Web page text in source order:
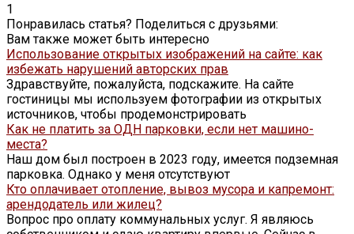
1
Понравилась статья? Поделиться с друзьями:
Вам также может быть интересно
Использование открытых изображений на сайте: как
избежать нарушений авторских прав
Здравствуйте, пожалуйста, подскажите. На сайте
гостиницы мы используем фотографии из открытых
источников, чтобы продемонстрировать
Как не платить за ОДН парковки, если нет машино-
места?
Наш дом был построен в 2023 году, имеется подземная
парковка. Однако у меня отсутствуют
Кто оплачивает отопление, вывоз мусора и капремонт:
арендодатель или жилец?
Вопрос про оплату коммунальных услуг. Я являюсь